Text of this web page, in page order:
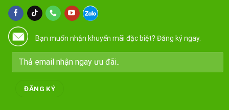
Bạn muốn nhận khuyến mãi đặc biệt? Đăng ký ngay.